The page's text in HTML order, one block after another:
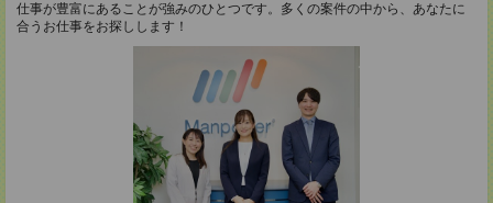
仕事が豊富にあることが強みのひとつです。多くの案件の中から、あなたに
合うお仕事をお探しします！